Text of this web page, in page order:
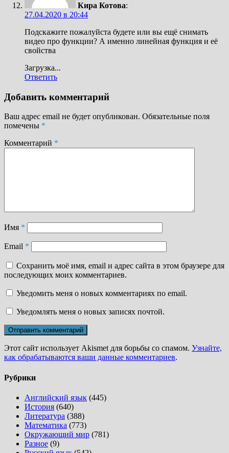
Кира Котова:
27.04.2020 в 20:44
Подскажите пожалуйста будете или вы ещё снимать
видео про функции? А именно линейная функция и её
свойства
Загрузка...
Ответить
Добавить комментарий
Ваш адрес email не будет опубликован. Обязательные поля
помечены *
Комментарий *
Имя *
Email *
Сохранить моё имя, email и адрес сайта в этом браузере для
последующих моих комментариев.
Уведомить меня о новых комментариях по email.
Уведомлять меня о новых записях почтой.
Этот сайт использует Akismet для борьбы со спамом. Узнайте,
как обрабатываются ваши данные комментариев.
Рубрики
Английский язык (445)
История (640)
Литература (388)
Математика (773)
Окружающий мир (781)
Разное (9)